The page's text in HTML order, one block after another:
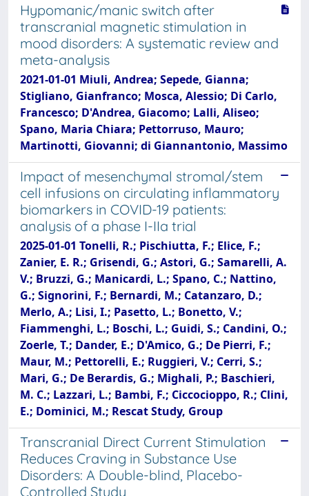
Hypomanic/manic switch after
transcranial magnetic stimulation in
mood disorders: A systematic review and
meta-analysis
2021-01-01 Miuli, Andrea; Sepede, Gianna;
Stigliano, Gianfranco; Mosca, Alessio; Di Carlo,
Francesco; D'Andrea, Giacomo; Lalli, Aliseo;
Spano, Maria Chiara; Pettorruso, Mauro;
Martinotti, Giovanni; di Giannantonio, Massimo
Impact of mesenchymal stromal/stem
cell infusions on circulating inflammatory
biomarkers in COVID-19 patients:
analysis of a phase I-IIa trial
2025-01-01 Tonelli, R.; Pischiutta, F.; Elice, F.;
Zanier, E. R.; Grisendi, G.; Astori, G.; Samarelli, A.
V.; Bruzzi, G.; Manicardi, L.; Spano, C.; Nattino,
G.; Signorini, F.; Bernardi, M.; Catanzaro, D.;
Merlo, A.; Lisi, I.; Pasetto, L.; Bonetto, V.;
Fiammenghi, L.; Boschi, L.; Guidi, S.; Candini, O.;
Zoerle, T.; Dander, E.; D'Amico, G.; De Pierri, F.;
Maur, M.; Pettorelli, E.; Ruggieri, V.; Cerri, S.;
Mari, G.; De Berardis, G.; Mighali, P.; Baschieri,
M. C.; Lazzari, L.; Bambi, F.; Ciccocioppo, R.; Clini,
E.; Dominici, M.; Rescat Study, Group
Transcranial Direct Current Stimulation
Reduces Craving in Substance Use
Disorders: A Double-blind, Placebo-
Controlled Study